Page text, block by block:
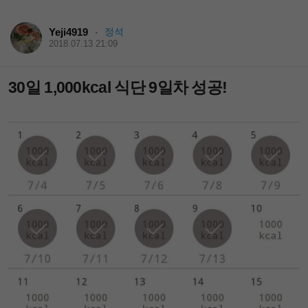
Yeji4919 · 정석
2018.07.13 21:09
30일 1,000kcal 식단 9일차 성공!